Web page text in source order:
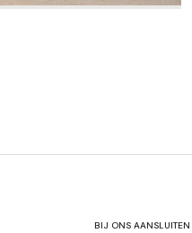
BIJ ONS AANSLUITEN